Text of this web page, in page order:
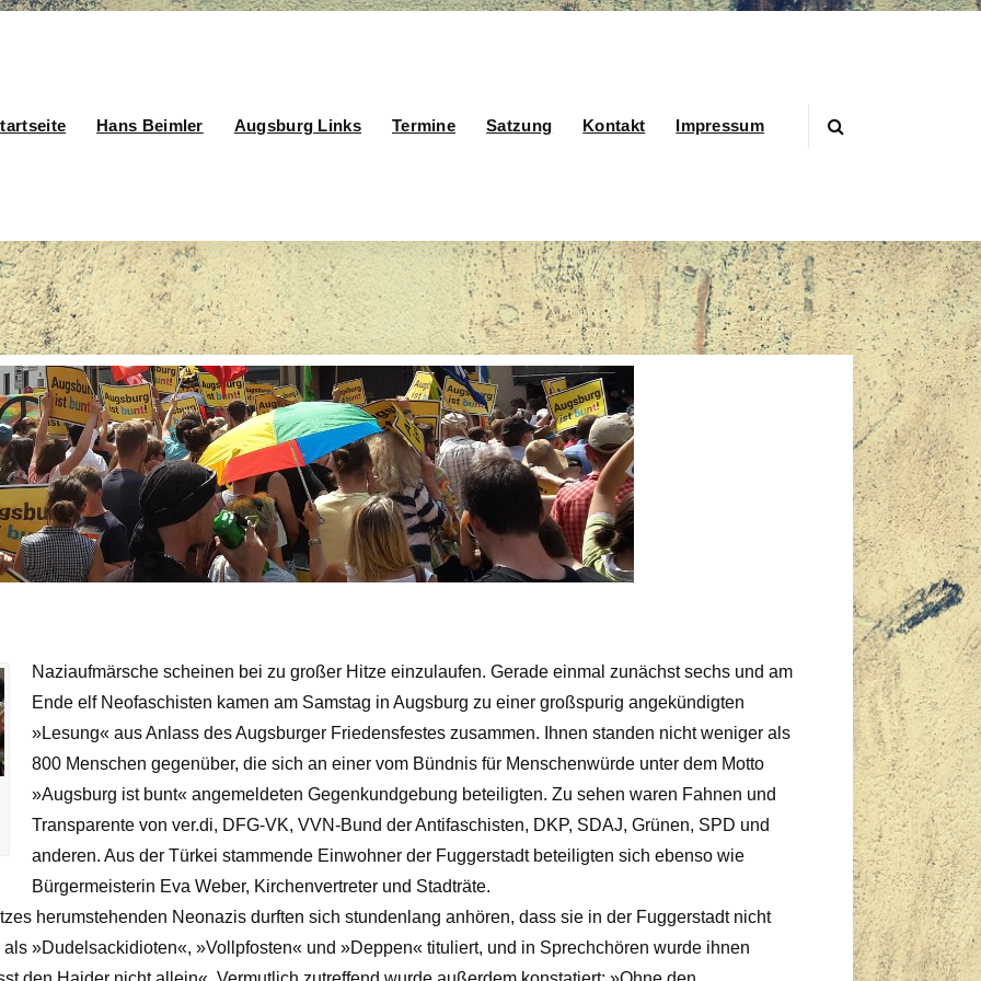
Hans Beimler Augsburg Links Termine Satzung Kontakt Impressum
Naziaufmärsche scheinen bei zu großer Hitze einzulaufen. Gerade einmal zunächst sechs und am
Ende elf Neofaschisten kamen am Samstag in Augsburg zu einer großspurig angekündigten
»Lesung« aus Anlass des Augsburger Friedensfestes zusammen. Ihnen standen nicht weniger als
800 Menschen gegenüber, die sich an einer vom Bündnis für Menschenwürde unter dem Motto
»Augsburg ist bunt« angemeldeten Gegenkundgebung beteiligten. Zu sehen waren Fahnen und
Transparente von ver.di, DFG-VK, VVN-Bund der Antifaschisten, DKP, SDAJ, Grünen, SPD und
anderen. Aus der Türkei stammende Einwohner der Fuggerstadt beteiligten sich ebenso wie
Bürgermeisterin Eva Weber, Kirchenvertreter und Stadträte.
herumstehenden Neonazis durften sich stundenlang anhören, dass sie in der Fuggerstadt nicht
»Dudelsackidioten«, »Vollpfosten« und »Deppen« tituliert, und in Sprechchören wurde ihnen